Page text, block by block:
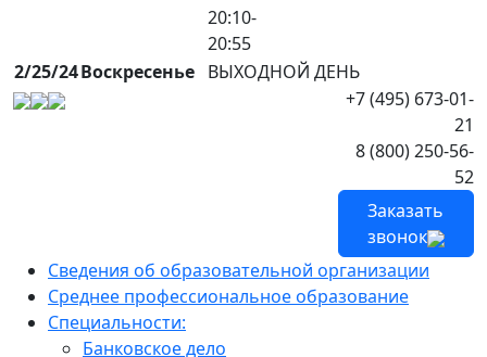
20:10-
20:55
2/25/24Воскресенье ВЫХОДНОЙ ДЕНЬ
+7 (495) 673-01-
21
8 (800) 250-56-
52
Заказать
звонок
Сведения об образовательной организации
Среднее профессиональное образование
Специальности:
Банковское дело